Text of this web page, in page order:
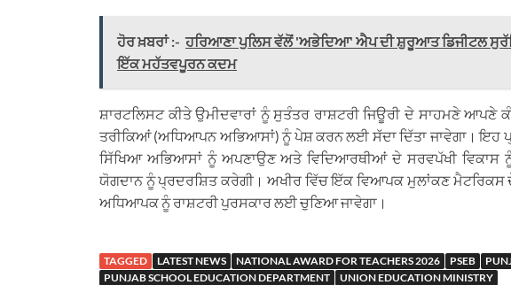
ਹੋਰ ਖ਼ਬਰਾਂ :- ਹਰਿਆਣਾ ਪੁਲਿਸ ਵੱਲੋਂ 'ਅਭੇਦਿਆ' ਐਪ ਦੀ ਸ਼ੁਰੂਆਤ ਡਿਜੀਟਲ
ਇੱਕ ਮਹੱਤਵਪੂਰਨ ਕਦਮ
ਸ਼ਾਰਟਲਿਸਟ ਕੀਤੇ ਉਮੀਦਵਾਰਾਂ ਨੂੰ ਸੁਤੰਤਰ ਰਾਸ਼ਟਰੀ ਜਿਊਰੀ ਦੇ ਸਾਹਮਣੇ
ਤਰੀਕਿਆਂ (ਅਧਿਆਪਨ ਅਭਿਆਸਾਂ) ਨੂੰ ਪੇਸ਼ ਕਰਨ ਲਈ ਸੱਦਾ ਦਿੱਤਾ ਜਾਵੇਗਾ। ਇਹ
ਸਿੱਖਿਆ ਅਭਿਆਸਾਂ ਨੂੰ ਅਪਣਾਉਣ ਅਤੇ ਵਿਦਿਆਰਥੀਆਂ ਦੇ ਸਰਵਪੱਖੀ ਵਿਕਾਸ
ਯੋਗਦਾਨ ਨੂੰ ਪ੍ਰਦਰਸ਼ਿਤ ਕਰੇਗੀ। ਅਖੀਰ ਵਿੱਚ ਇੱਕ ਵਿਆਪਕ ਮੁਲਾਂਕਣ ਮੈਟਰਿਕਸ
ਅਧਿਆਪਕ ਨੂੰ ਰਾਸ਼ਟਰੀ ਪੁਰਸਕਾਰ ਲਈ ਚੁਣਿਆ ਜਾਵੇਗਾ।
TAGGED LATEST NEWS NATIONAL AWARD FOR TEACHERS 2026 PSEB
PUNJAB SCHOOL EDUCATION DEPARTMENT
UNION EDUCATION MINISTRY